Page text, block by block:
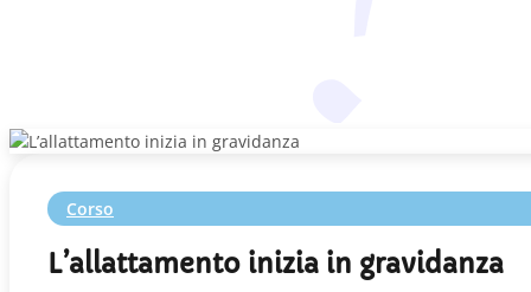
Corso
L’allattamento inizia in gravidanza